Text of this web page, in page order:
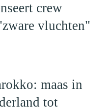
crew
vluchten"
maas in
tot